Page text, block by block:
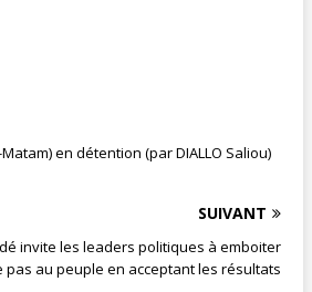
en détention (par DIALLO Saliou)
SUIVANT
invite les leaders politiques à emboiter
pas au peuple en acceptant les résultats